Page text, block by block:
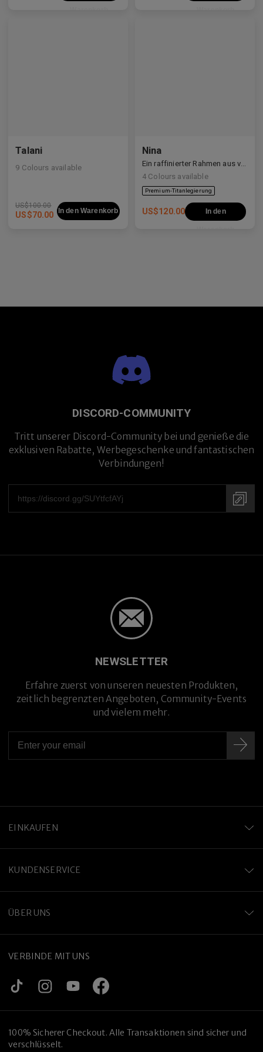
Talani
9 Colours available
US$100.00
US$70.00 In den Warenkorb
Nina
Ein raffinierter Rahmen aus verschiedenen Materialien, der weiche Kurven mit klaren Linien ausbalanciert.
4 Colours available
US$120.00 In den
DISCORD-COMMUNITY
Tritt unserer Discord-Community bei und genieße die
exklusiven Rabatte, Werbegeschenke und fantastischen
Verbindungen!
NEWSLETTER
Erfahre zuerst von unseren neuesten Produkten,
zeitlich begrenzten Angeboten, Community-Events
und vielem mehr.
EINKAUFEN
KUNDENSERVICE
ÜBER UNS
VERBINDE MIT UNS
100% Sicherer Checkout. Alle Transaktionen sind sicher und
verschlüsselt.